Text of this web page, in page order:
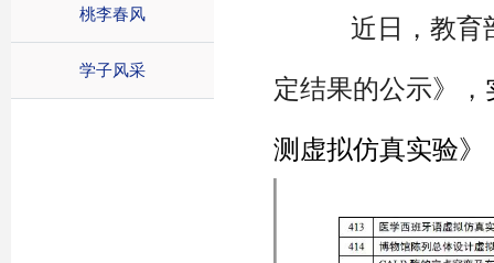
桃李春风
学子风采
近日，教育
定结果的公示》，
测虚拟仿真实验